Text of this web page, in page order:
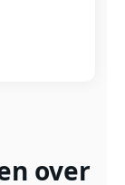
over